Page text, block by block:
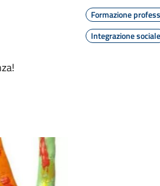
Formazione
Integrazione sociale